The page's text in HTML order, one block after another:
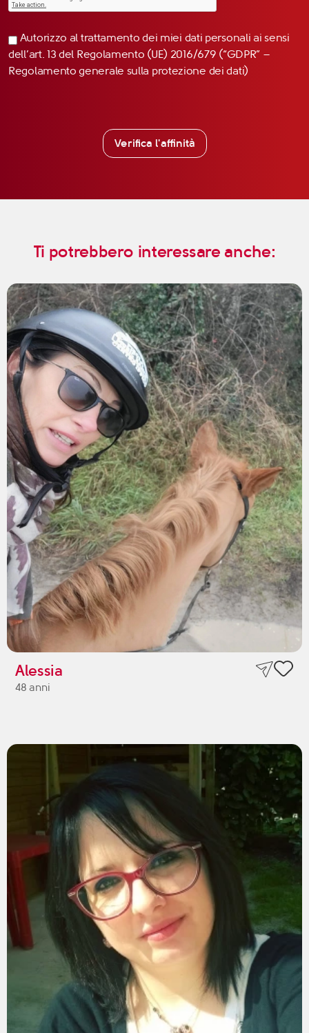
Autorizzo al trattamento dei miei dati personali ai sensi
dell’art. 13 del Regolamento (UE) 2016/679 (“GDPR” –
Regolamento generale sulla protezione dei dati)
Verifica l'affinità
Ti potrebbero interessare anche:
Alessia
48 anni